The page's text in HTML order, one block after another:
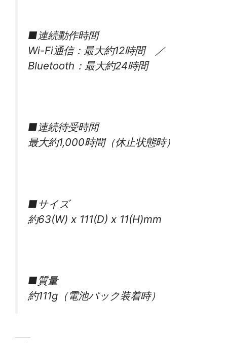
■連続動作時間
Wi-Fi通信：最大約12時間 ／
Bluetooth：最大約24時間
■連続待受時間
最大約1,000時間（休止状態時）
■サイズ
約63(W) x 111(D) x 11(H)mm
■質量
約111g（電池パック装着時）